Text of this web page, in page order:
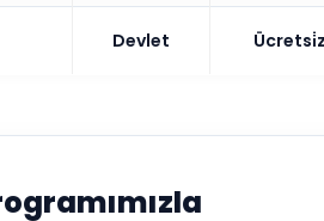
Devlet Ücretsi̇z